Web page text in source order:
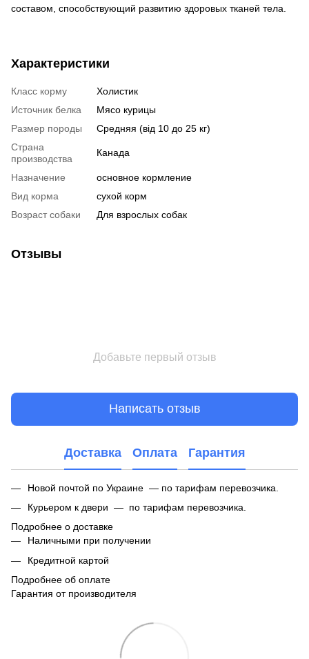
составом, способствующий развитию здоровых тканей тела.
Характеристики
Класс корму
Холистик
Источник белка
Мясо курицы
Размер породы
Средняя (від 10 до 25 кг)
Страна
производства
Канада
Назначение
основное кормление
Вид корма
сухой корм
Возраст собаки
Для взрослых собак
Отзывы
Добавьте первый отзыв
Написать отзыв
Доставка Оплата Гарантия
Новой почтой по Украине — по тарифам перевозчика.
Курьером к двери — по тарифам перевозчика.
Подробнее о доставке
Наличными при получении
Кредитной картой
Подробнее об оплате
Гарантия от производителя